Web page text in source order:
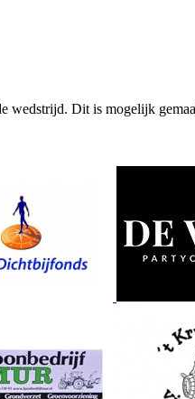
wedstrijd. Dit is mogelijk